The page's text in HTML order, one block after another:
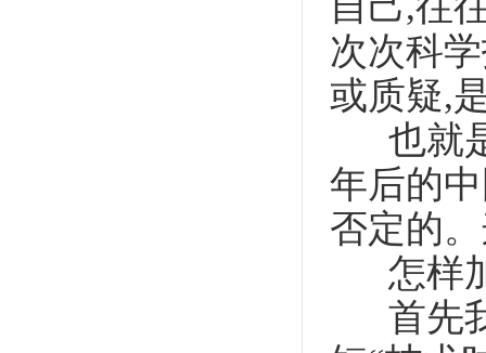
次次科
或质疑,
也就是
年后的
否定的
怎样加
首先我